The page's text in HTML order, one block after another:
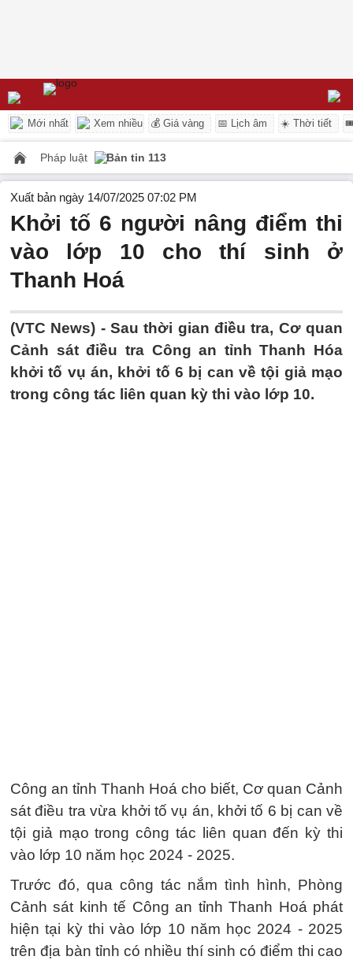
Mới nhất Xem nhiều 💰 Giá vàng 📅 Lịch âm ☀️ Thời tiết
Pháp luật Bản tin 113
Xuất bản ngày 14/07/2025 07:02 PM
Khởi tố 6 người nâng điểm thi
vào lớp 10 cho thí sinh ở
Thanh Hoá
(VTC News) - Sau thời gian điều tra, Cơ quan
Cảnh sát điều tra Công an tỉnh Thanh Hóa
khởi tố vụ án, khởi tố 6 bị can về tội giả mạo
trong công tác liên quan kỳ thi vào lớp 10.
Công an tỉnh Thanh Hoá cho biết, Cơ quan Cảnh
sát điều tra vừa khởi tố vụ án, khởi tố 6 bị can về
tội giả mạo trong công tác liên quan đến kỳ thi
vào lớp 10 năm học 2024 - 2025.
Trước đó, qua công tác nắm tình hình, Phòng
Cảnh sát kinh tế Công an tỉnh Thanh Hoá phát
hiện tại kỳ thi vào lớp 10 năm học 2024 - 2025
trên địa bàn tỉnh có nhiều thí sinh có điểm thi cao